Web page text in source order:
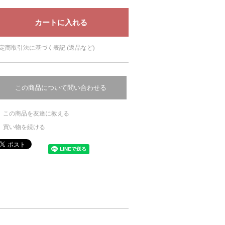
商取引法に基づく表記 (返品など)
この商品について問い合わせる
この商品を友達に教える
買い物を続ける